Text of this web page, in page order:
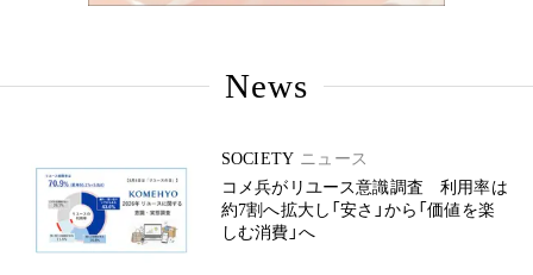
News
SOCIETY ニュース
コメ兵がリユース意識調査 利用率は
約7割へ拡大し「安さ」から「価値を楽
しむ消費」へ